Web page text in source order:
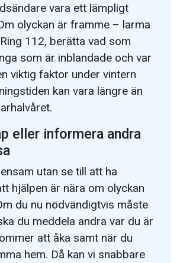
vara ett lämpligt
olyckan är framme – larma
112, berätta vad som
som är inblandade och var
viktig faktor under vintern
kan vara längre än
eller informera andra
utan se till att ha
hjälpen är nära om olyckan
du nu nödvändigtvis måste
du meddela andra var du är
att åka samt när du
hem. Då kan vi snabbare